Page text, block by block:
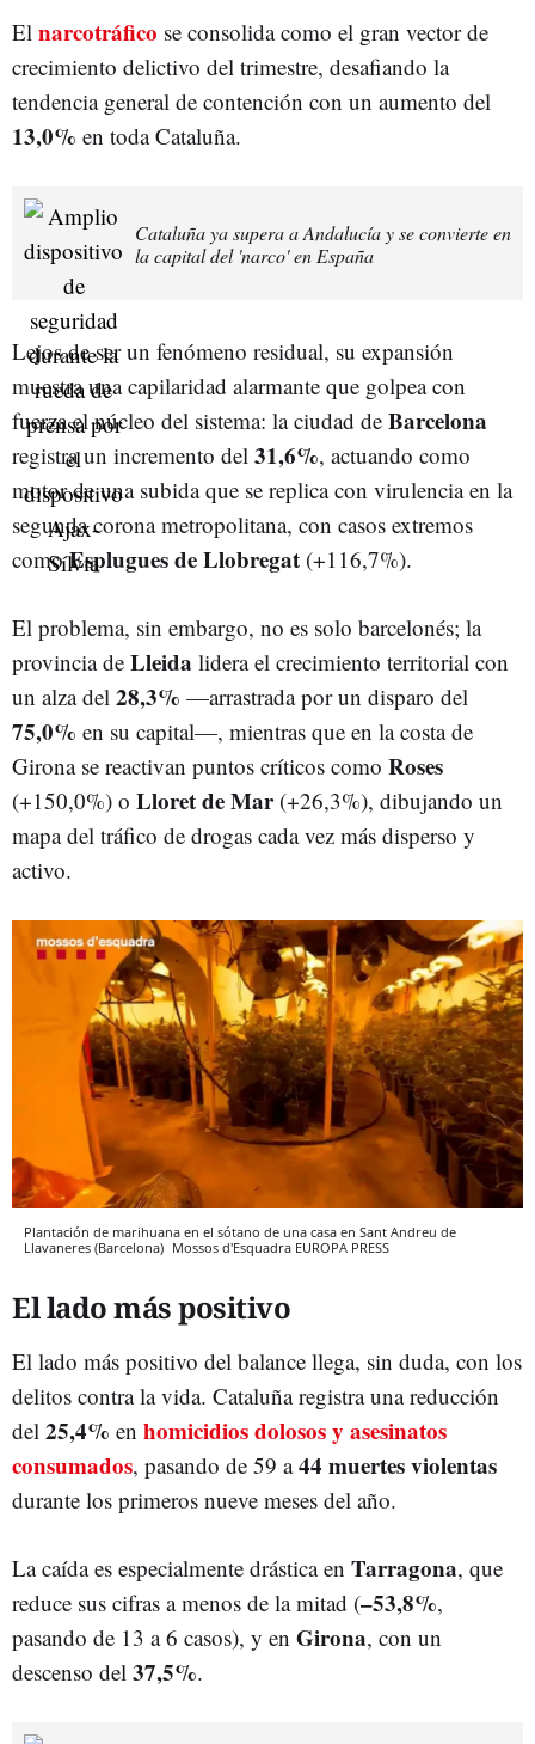
El narcotráfico se consolida como el gran vector de
crecimiento delictivo del trimestre, desafiando la
tendencia general de contención con un aumento del
13,0% en toda Cataluña.
Cataluña ya supera a Andalucía y se convierte en
la capital del 'narco' en España
Lejos de ser un fenómeno residual, su expansión
muestra una capilaridad alarmante que golpea con
fuerza el núcleo del sistema: la ciudad de Barcelona
registra un incremento del 31,6%, actuando como
motor de una subida que se replica con virulencia en la
segunda corona metropolitana, con casos extremos
comoEsplugues de Llobregat (+116,7%).
El problema, sin embargo, no es solo barcelonés; la
provincia de Lleida lidera el crecimiento territorial con
un alza del 28,3% —arrastrada por un disparo del
75,0% en su capital—, mientras que en la costa de
Girona se reactivan puntos críticos como Roses
(+150,0%) o Lloret de Mar(+26,3%), dibujando un
mapa del tráfico de drogas cada vez más disperso y
activo.
Plantación de marihuana en el sótano de una casa en Sant Andreu de
Llavaneres (Barcelona) Mossos d'Esquadra EUROPA PRESS
El lado más positivo
El lado más positivo del balance llega, sin duda, con los
delitos contra la vida. Cataluña registra una reducción
del 25,4% en homicidios dolosos y asesinatos
consumados, pasando de 59 a44 muertes violentas
durante los primeros nueve meses del año.
La caída es especialmente drástica en Tarragona, que
reduce sus cifras a menos de la mitad (–53,8%,
pasando de 13 a 6 casos), y en Girona, con un
descenso del 37,5%.